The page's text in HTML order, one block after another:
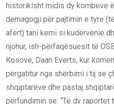
historikisht midis dy kombeve
demagogji për pajtimin e tyre
afërt) tani kemi si kudërvënie
njohur, ish-përfaqësuesit të
Kosovë, Daan Everts, kur
përgatitur nga shërbimi i tij se
shqiptarëve dhe pastaj
përfundimin se: “Të dy